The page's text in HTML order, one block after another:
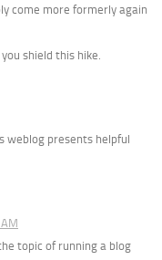
come more formerly again
shield this hike.
weblog presents helpful
topic of running a blog